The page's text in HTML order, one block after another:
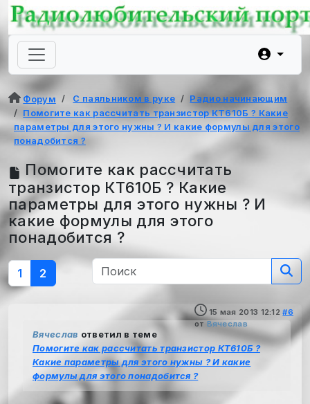
Форум С паяльником в руке
Радио начинающим
Помогите как рассчитать транзистор КТ610Б ? Какие
параметры для этого нужны ? И какие формулы для этого
понадобится ?
Помогите как рассчитать
транзистор КТ610Б ? Какие
параметры для этого нужны ? И
какие формулы для этого
понадобится ?
1 2
15 мая 2013 12:12 #6
от Вячеслав
Вячеслав ответил в теме
Помогите как рассчитать транзистор КТ610Б ?
Какие параметры для этого нужны ? И какие
формулы для этого понадобится ?